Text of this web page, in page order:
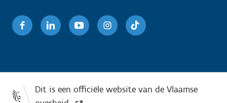
FacebookLinkedinYoutubeInstagram